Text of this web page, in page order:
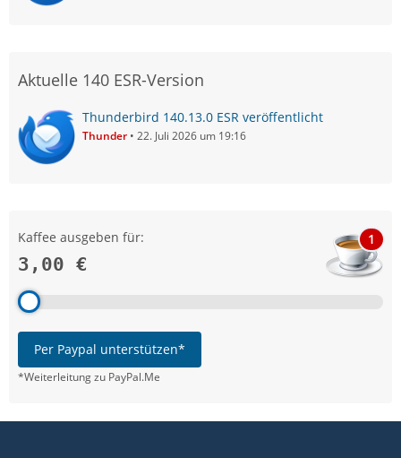
Aktuelle 140 ESR-Version
Thunderbird 140.13.0 ESR veröffentlicht
Thunder 22. Juli 2026 um 19:16
Kaffee ausgeben für:
3,00 €
1
Per Paypal unterstützen*
*Weiterleitung zu PayPal.Me